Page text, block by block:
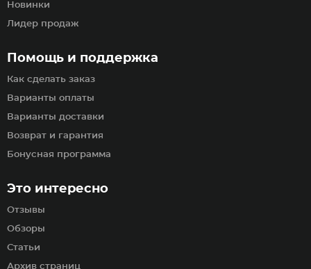
Помощь и поддержка
Как сделать заказ
Варианты оплаты
Варианты доставки
Возврат и гарантия
Бонусная программа
Новинки
Лидер продаж
Это интересно
Отзывы
Обзоры
Статьи
Архив страниц